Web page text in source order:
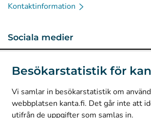
Besökarstatistik för
Vi samlar in besökarstatistik om
webbplatsen kanta.fi. Det går inte att
utifrån de uppgifter som samlas in.
Kontaktinformation
Sociala medier
LinkedIn(Avautuu uuteen välilehteen)
Facebook
Avautuu uuteen välilehteen)